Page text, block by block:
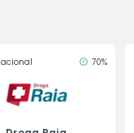
70%